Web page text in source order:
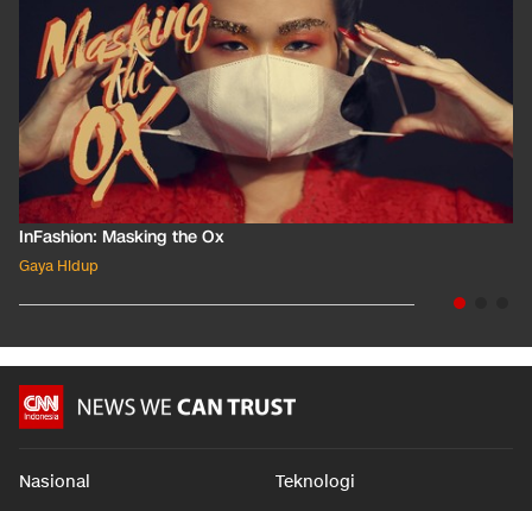
InFashion: Masking the Ox
Gaya Hidup
Nasional Teknologi